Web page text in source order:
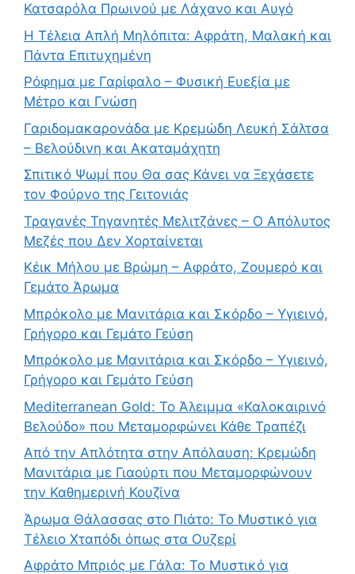
Κατσαρόλα Πρωινού με Λάχανο και Αυγό
Η Τέλεια Απλή Μηλόπιτα: Αφράτη, Μαλακή και
Πάντα Επιτυχημένη
Ρόφημα με Γαρίφαλο – Φυσική Ευεξία με
Μέτρο και Γνώση
Γαριδομακαρονάδα με Κρεμώδη Λευκή Σάλτσα
– Βελούδινη και Ακαταμάχητη
Σπιτικό Ψωμί που Θα σας Κάνει να Ξεχάσετε
τον Φούρνο της Γειτονιάς
Τραγανές Τηγανητές Μελιτζάνες – Ο Απόλυτος
Μεζές που Δεν Χορταίνεται
Κέικ Μήλου με Βρώμη – Αφράτο, Ζουμερό και
Γεμάτο Άρωμα
Μπρόκολο με Μανιτάρια και Σκόρδο – Υγιεινό,
Γρήγορο και Γεμάτο Γεύση
Μπρόκολο με Μανιτάρια και Σκόρδο – Υγιεινό,
Γρήγορο και Γεμάτο Γεύση
Mediterranean Gold: Το Άλειμμα «Καλοκαιρινό
Βελούδο» που Μεταμορφώνει Κάθε Τραπέζι
Από την Απλότητα στην Απόλαυση: Κρεμώδη
Μανιτάρια με Γιαούρτι που Μεταμορφώνουν
την Καθημερινή Κουζίνα
Άρωμα Θάλασσας στο Πιάτο: Το Μυστικό για
Τέλειο Χταπόδι όπως στα Ουζερί
Αφράτο Μπριός με Γάλα: Το Μυστικό για